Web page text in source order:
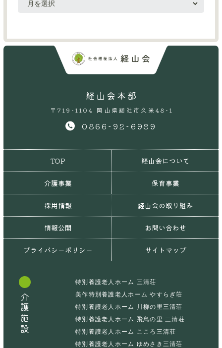
経山会本部
〒719-1104 岡山県総社市久米48-1
0866-92-6989
TOP 経山会について
介護事業 保育事業
採用情報 経山会の取り組み
情報公開 お問い合わせ
プライバシーポリシー サイトマップ
介護施設
特別養護老人ホーム 三清荘
美作特別養護老人ホーム やすらぎ荘
特別養護老人ホーム 川柳の里三清荘
特別養護老人ホーム 飛鳥の里 三清荘
特別養護老人ホーム こころ三清荘
特別養護老人ホーム ゆめさき三清荘